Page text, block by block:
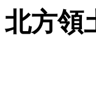
北方領